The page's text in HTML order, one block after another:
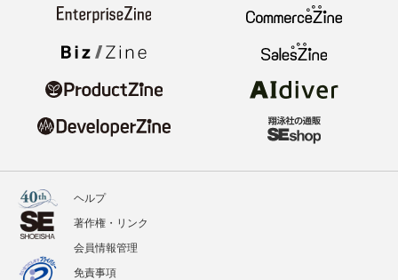
ヘルプ
著作権・リンク
会員情報管理
免責事項